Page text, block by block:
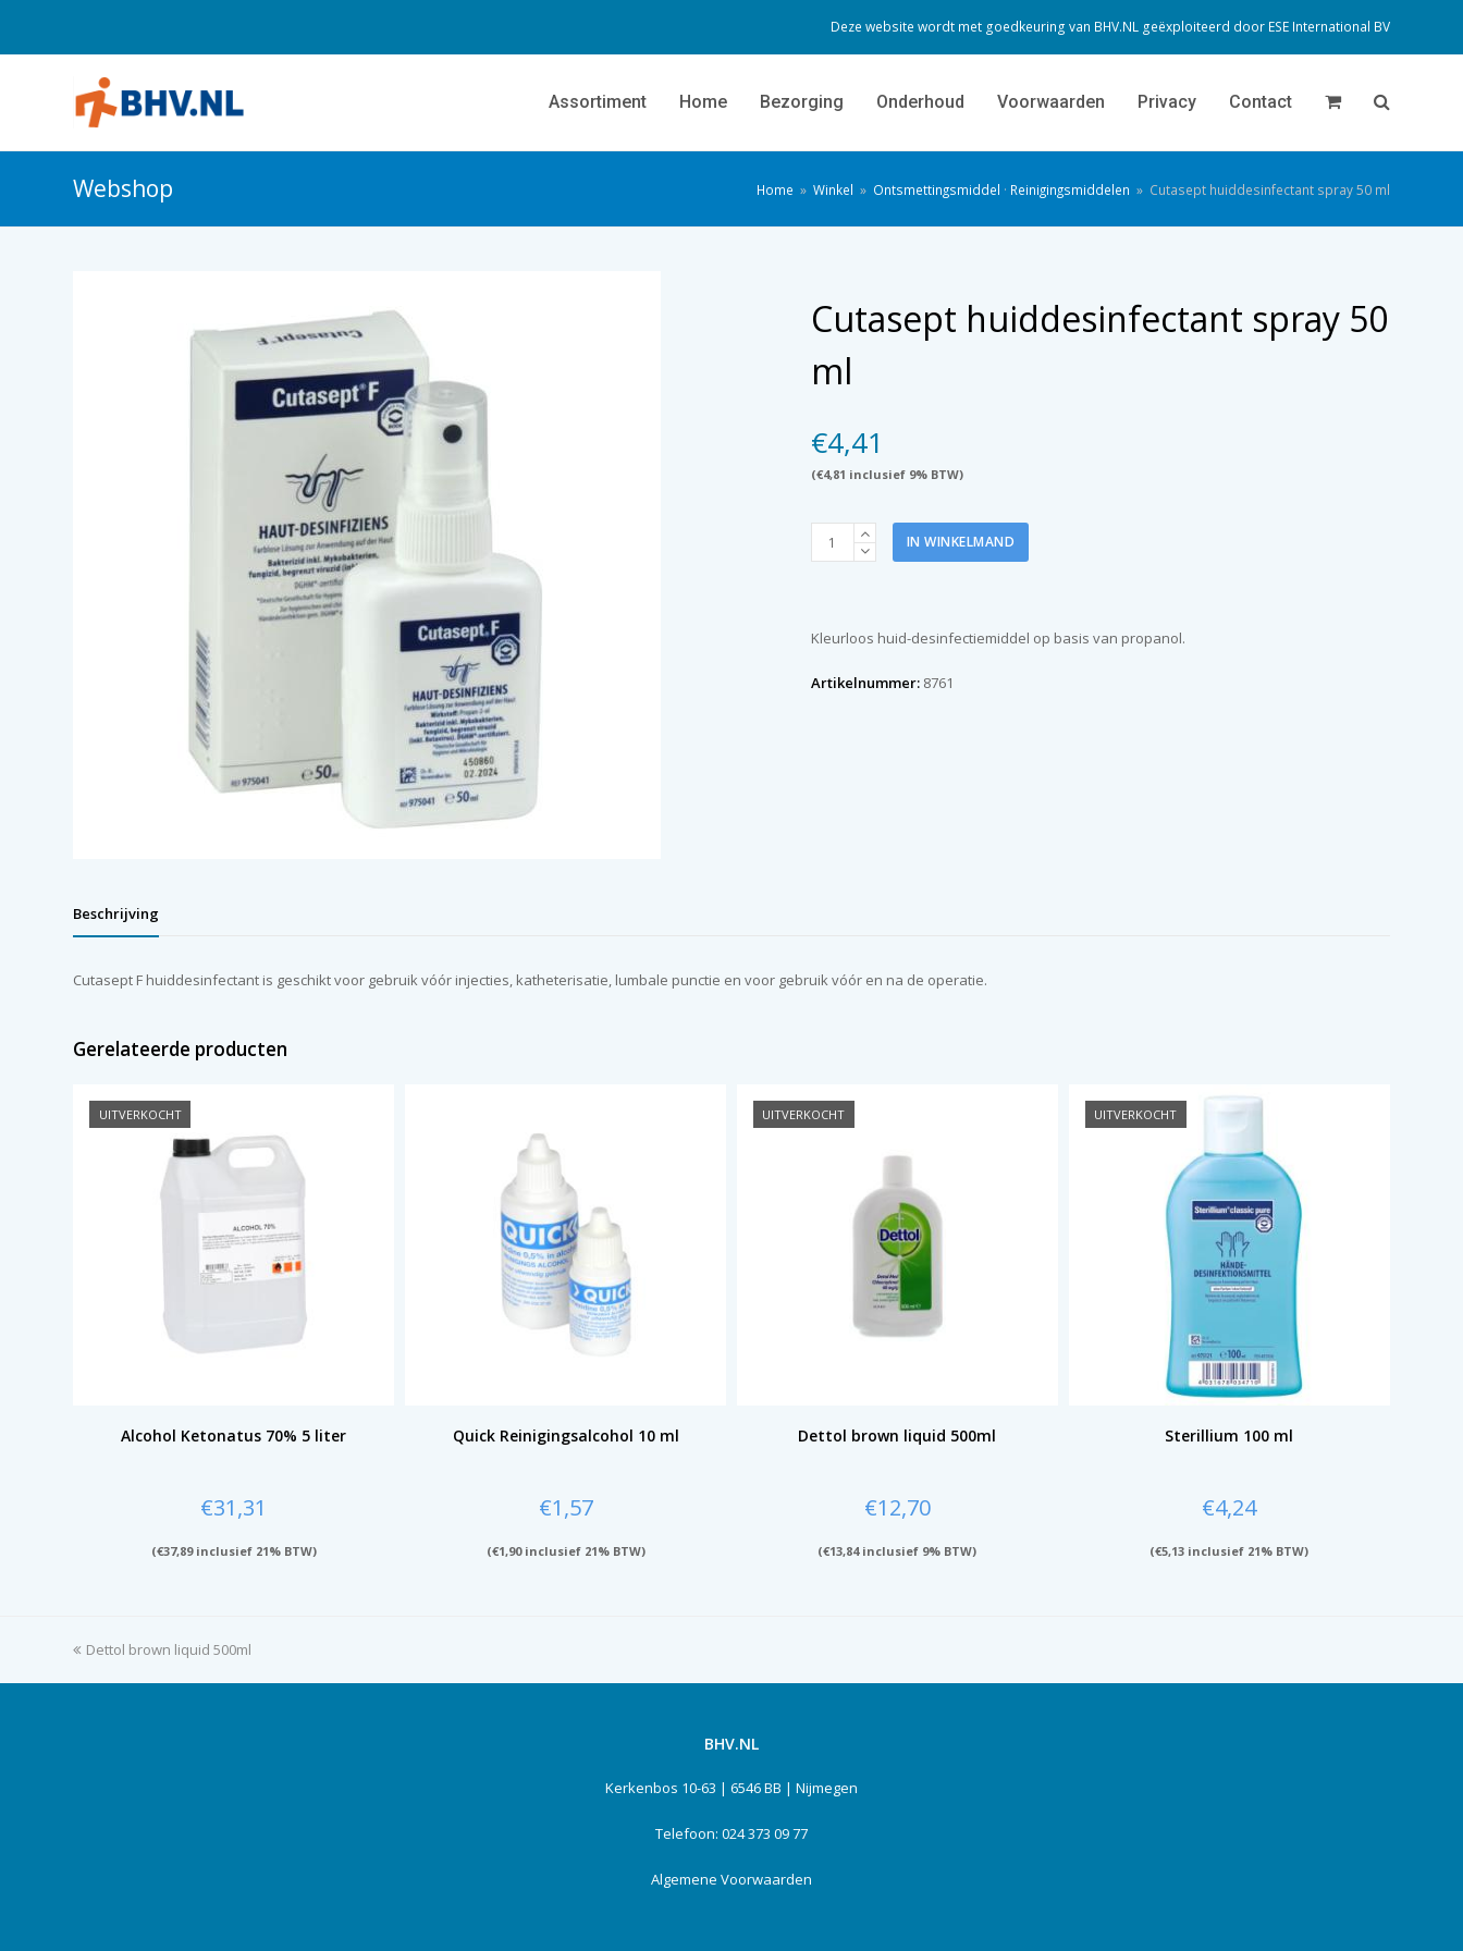
Deze website wordt met goedkeuring van BHV.NL geëxploiteerd door ESE International BV
Assortiment Home Bezorging Onderhoud Voorwaarden Privacy Contact
Webshop Home » Winkel » Ontsmettingsmiddel · Reinigingsmiddelen » Cutasept huiddesinfectant spray 50 ml
Cutasept huiddesinfectant spray 50
ml
€4,41
(€4,81 inclusief 9% BTW)
Cutasept
huiddesinfectant
aantal
IN WINKELMAND
Kleurloos huid-desinfectiemiddel op basis van propanol.
Artikelnummer: 8761
Beschrijving
Cutasept F huiddesinfectant is geschikt voor gebruik vóór injecties, katheterisatie, lumbale punctie en voor gebruik vóór en na de operatie.
Gerelateerde producten
UITVERKOCHT
Alcohol Ketonatus 70% 5 liter
€31,31
(€37,89inclusief 21% BTW)
Quick Reinigingsalcohol 10 ml
€1,57
(€1,90inclusief 21% BTW)
UITVERKOCHT
Dettol brown liquid 500ml
€12,70
(€13,84inclusief 9% BTW)
UITVERKOCHT
Sterillium 100 ml
€4,24
(€5,13 inclusief 21% BTW)
previous
Dettol brown liquid 500ml
BHV.NL
Kerkenbos 10-63 | 6546 BB | Nijmegen
Telefoon: 024 373 09 77
Algemene Voorwaarden